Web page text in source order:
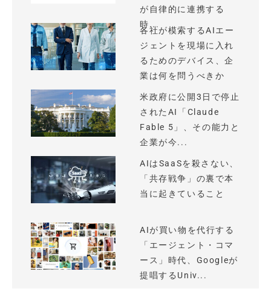
が自律的に連携する
時...
各社が模索するAIエー
ジェントを現場に入れ
るためのデバイス、企
業は何を問うべきか
米政府に公開3日で停止
されたAI「Claude
Fable 5」、その能力と
企業が今...
AIはSaaSを殺さない、
「共存戦争」の裏で本
当に起きていること
AIが買い物を代行する
「エージェント・コマ
ース」時代、Googleが
提唱するUniv...